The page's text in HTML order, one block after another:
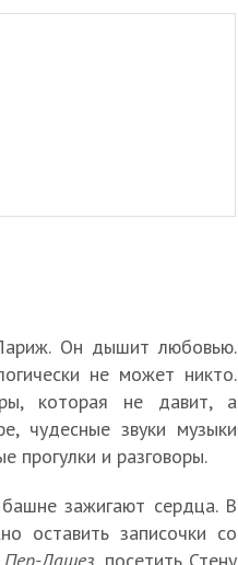
Он дышит любовью.
не может никто.
которая не давит, а
чудесные звуки музыки
прогулки и разговоры.
зажигают сердца. В
оставить записочки со